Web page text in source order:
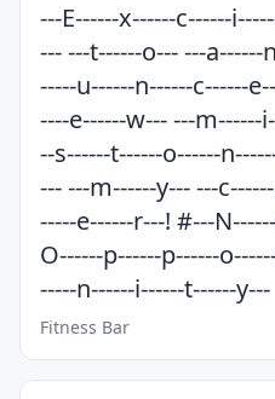
---E------x------c------
--- ---t------o--- ---a------
-----u------n------c------
----e------w--- ---m------
--s------t------o------
--- ---m------y--- ---
-----e------r---! #---
O------p------p------
-----n------i------t------y---
Fitness Bar